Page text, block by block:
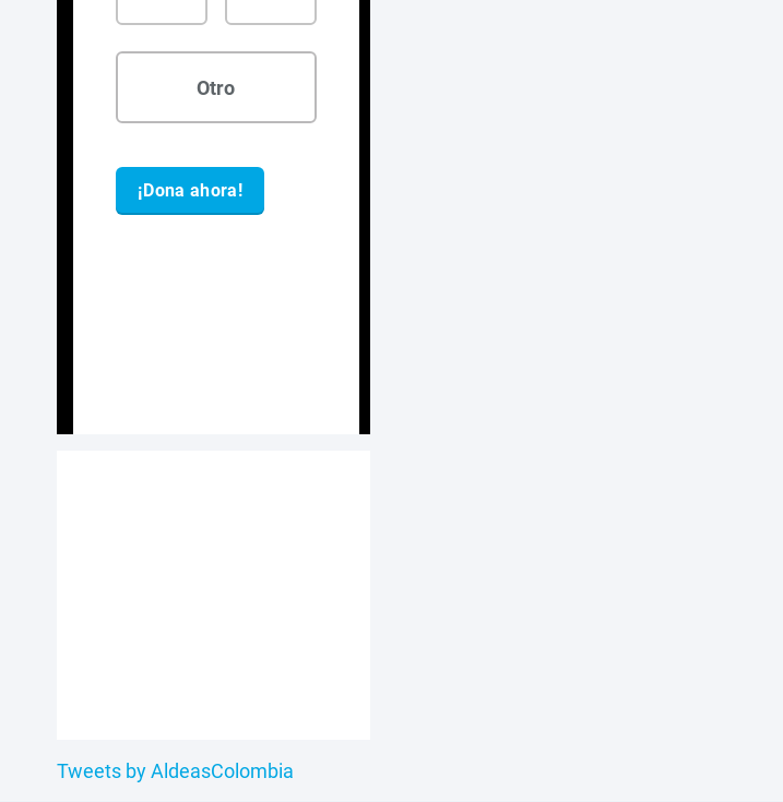
Tweets by AldeasColombia